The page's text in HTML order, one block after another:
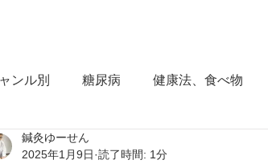
ンル別 糖尿病 健康法、食べ物
東洋思想
鍼灸ゆーせん
2025年1月9日 読了時間: 1分